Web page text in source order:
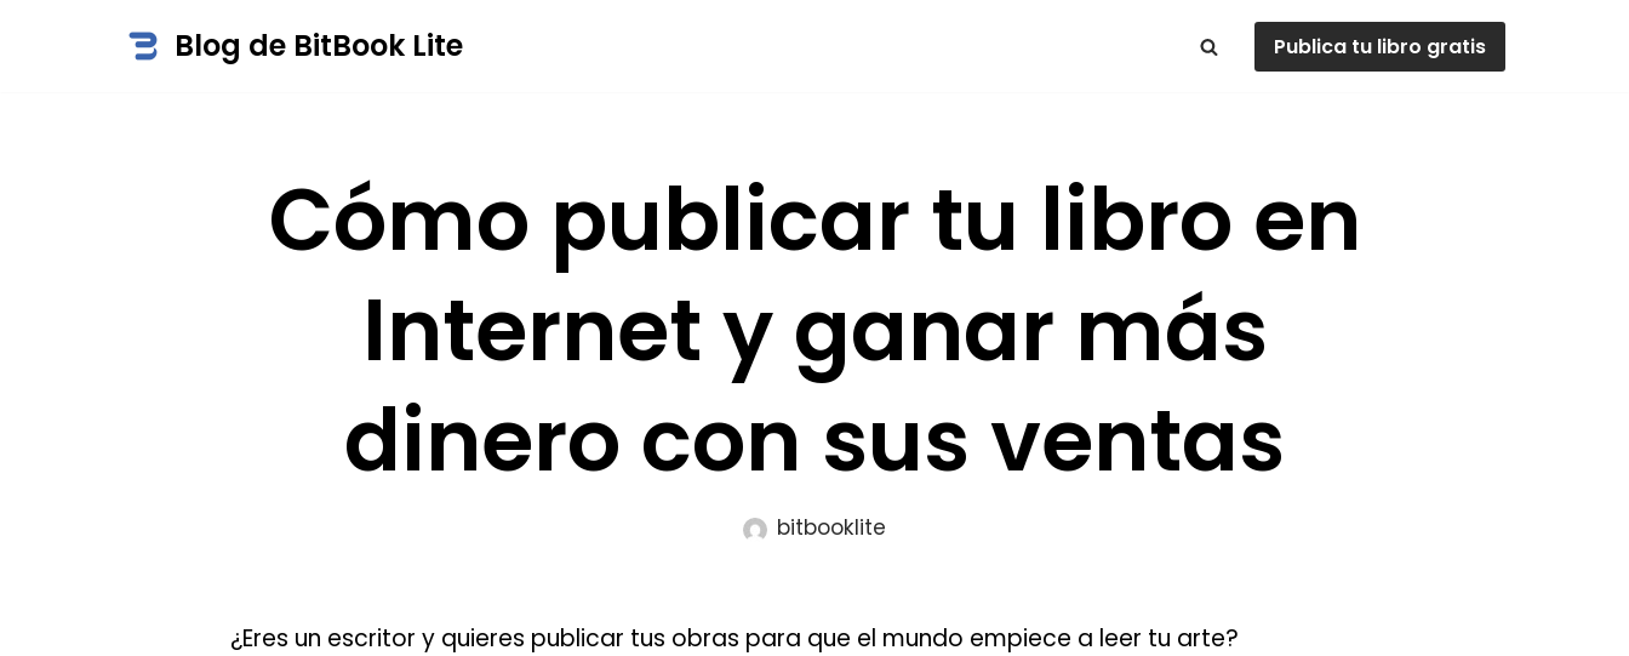
Blog de BitBook Lite Publica tu libro gratis
Cómo publicar tu libro en
Internet y ganar más
dinero con sus ventas
bitbooklite
¿Eres un escritor y quieres publicar tus obras para que el mundo empiece a leer tu arte?